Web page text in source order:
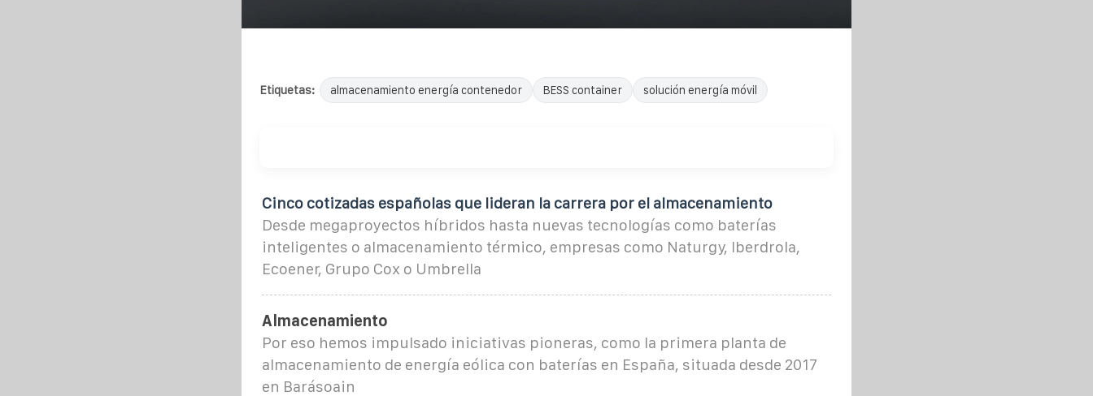
Etiquetas: almacenamiento energía contenedor BESS container solución energía móvil
Cinco cotizadas españolas que lideran la carrera por el almacenamiento
Desde megaproyectos híbridos hasta nuevas tecnologías como baterías
inteligentes o almacenamiento térmico, empresas como Naturgy, Iberdrola,
Ecoener, Grupo Cox o Umbrella
Almacenamiento
Por eso hemos impulsado iniciativas pioneras, como la primera planta de
almacenamiento de energía eólica con baterías en España, situada desde 2017
en Barásoain